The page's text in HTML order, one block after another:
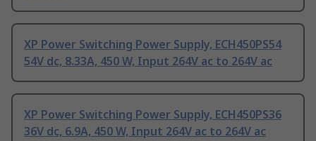
XP Power Switching Power Supply, ECH450PS54
54V dc, 8.33A, 450 W, Input 264V ac to 264V ac
XP Power Switching Power Supply, ECH450PS36
36V dc, 6.9A, 450 W, Input 264V ac to 264V ac